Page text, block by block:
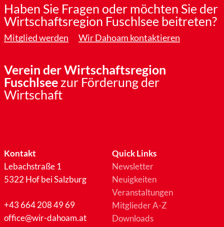
Haben Sie Fragen oder möchten Sie der
Wirtschaftsregion Fuschlsee beitreten?
Mitglied werden Wir Dahoam kontaktieren
Verein der Wirtschaftsregion
Fuschlseezur Förderung der
Wirtschaft
Kontakt
Lebachstraße 1
5322 Hof bei Salzburg
+43 664 208 49 69
office@wir-dahoam.at
Quick Links
Newsletter
Neuigkeiten
Veranstaltungen
Mitglieder A-Z
Downloads